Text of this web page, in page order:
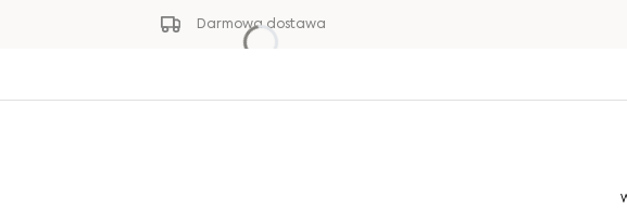
Darmowa dostawa